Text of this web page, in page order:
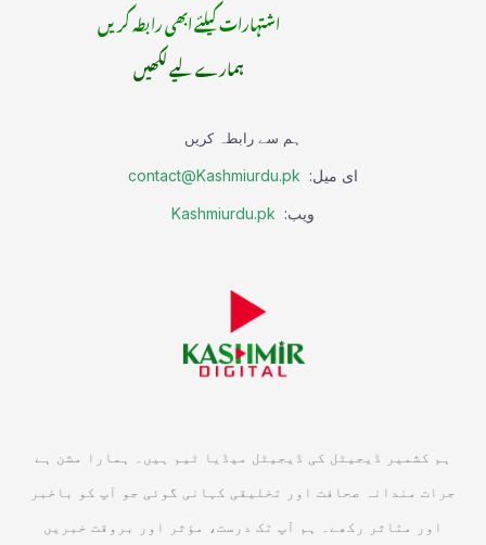
اشتہارات کیلئے ابھی رابطہ کریں
ہمارے لیے لکھیں
ہم سے رابطہ کریں
ای میل: contact@Kashmiurdu.pk
ویب: Kashmiurdu.pk
ہم کشمیر ڈیجیٹل کی ڈیجیٹل میڈیا ٹیم ہیں۔ ہمارا مشن ہے
جرات مندانہ صحافت اور تخلیقی کہانی گوئی جو آپ کو باخبر
اور متاثر رکھے۔ ہم آپ تک درست، مؤثر اور بروقت خبریں